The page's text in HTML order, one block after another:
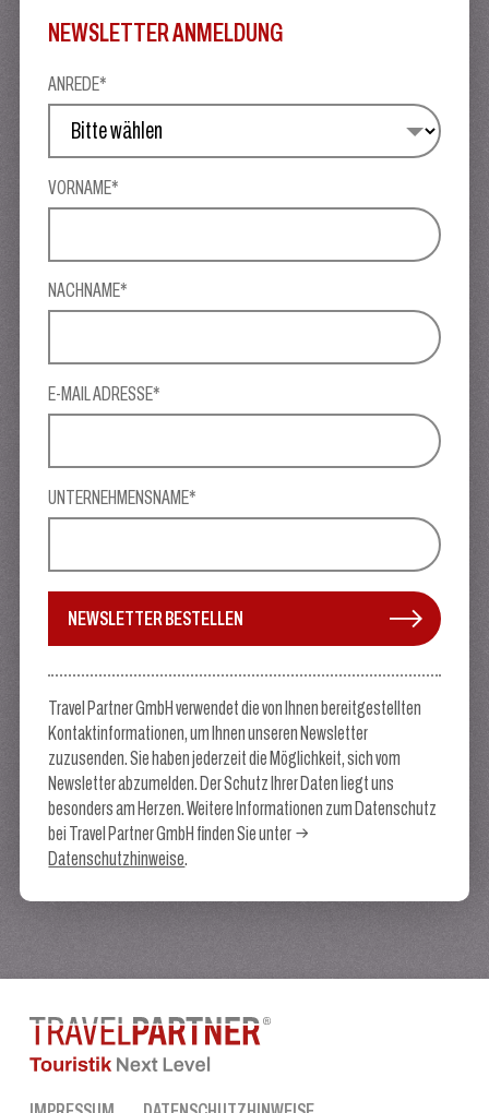
NEWSLETTER ANMELDUNG
ANREDE*
VORNAME*
NACHNAME*
E-MAIL ADRESSE*
UNTERNEHMENSNAME*
NEWSLETTER BESTELLEN
Travel Partner GmbH verwendet die von Ihnen bereitgestellten
Kontaktinformationen, um Ihnen unseren Newsletter
zuzusenden. Sie haben jederzeit die Möglichkeit, sich vom
Newsletter abzumelden. Der Schutz Ihrer Daten liegt uns
besonders am Herzen. Weitere Informationen zum Datenschutz
bei Travel Partner GmbH finden Sie unter
Datenschutzhinweise.